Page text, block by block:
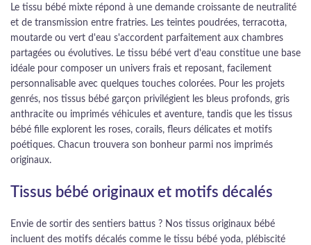
Le tissu bébé mixte répond à une demande croissante de neutralité
et de transmission entre fratries. Les teintes poudrées, terracotta,
moutarde ou vert d'eau s'accordent parfaitement aux chambres
partagées ou évolutives. Le tissu bébé vert d'eau constitue une base
idéale pour composer un univers frais et reposant, facilement
personnalisable avec quelques touches colorées. Pour les projets
genrés, nos tissus bébé garçon privilégient les bleus profonds, gris
anthracite ou imprimés véhicules et aventure, tandis que les tissus
bébé fille explorent les roses, corails, fleurs délicates et motifs
poétiques. Chacun trouvera son bonheur parmi nos imprimés
originaux.
Tissus bébé originaux et motifs décalés
Envie de sortir des sentiers battus ? Nos tissus originaux bébé
incluent des motifs décalés comme le tissu bébé yoda, plébiscité